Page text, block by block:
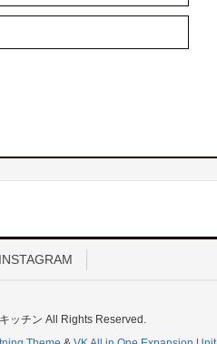
ッチン All Rights Reserved.